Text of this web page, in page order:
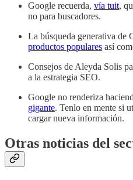
Google recuerda, vía tuit,
no para buscadores.
La búsqueda generativa de
productos populares así
Consejos de Aleyda Solis
a la estrategia SEO.
Google no renderiza
gigante. Tenlo en mente si
cargar nueva información.
Otras noticias del